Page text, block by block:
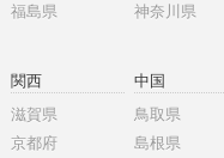
福島県
神奈川県
関西
滋賀県
京都府
中国
鳥取県
島根県